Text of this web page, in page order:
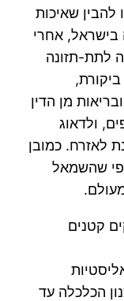
להבין שאיכות
אחרי
לתת-תזונה
מן הדין
ולדאוג
לאזרח. כמובן
שהשמאל
קטנים
הכלכלה עד